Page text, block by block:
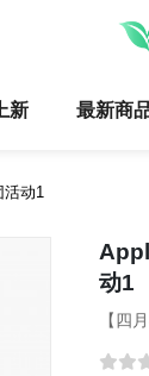
新 最新商
活动1
动1
【四